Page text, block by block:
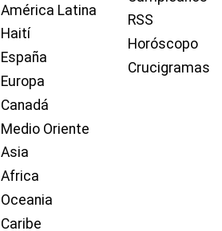
América Latina
Haití
España
Europa
Canadá
Medio Oriente
Asia
Africa
Oceania
Caribe
RSS
Horóscopo
Crucigramas